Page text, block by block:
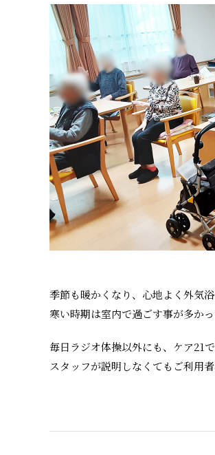
季節も暖かくなり、心地よく外気
寒い時期は室内で過ごす事が多か
毎日ラジオ体操以外にも、ケア21
スタッフが説明しなくてもご利用